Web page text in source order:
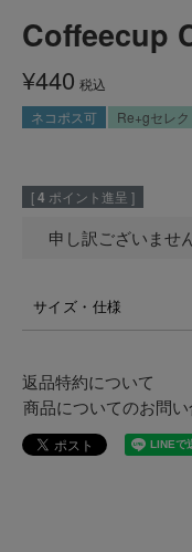
Coffeecup
¥440 税込
ネコポス可
Re+gセレク
[4 ポイント進呈 ]
申し訳ございませ
サイズ・仕様
返品特約について
商品についてのお問